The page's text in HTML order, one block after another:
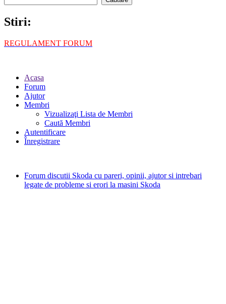
Stiri:
REGULAMENT FORUM
Acasa
Forum
Ajutor
Membri
Vizualizaţi Lista de Membri
Caută Membri
Autentificare
Înregistrare
Forum discutii Skoda cu pareri, opinii, ajutor si intrebari
legate de probleme si erori la masini Skoda